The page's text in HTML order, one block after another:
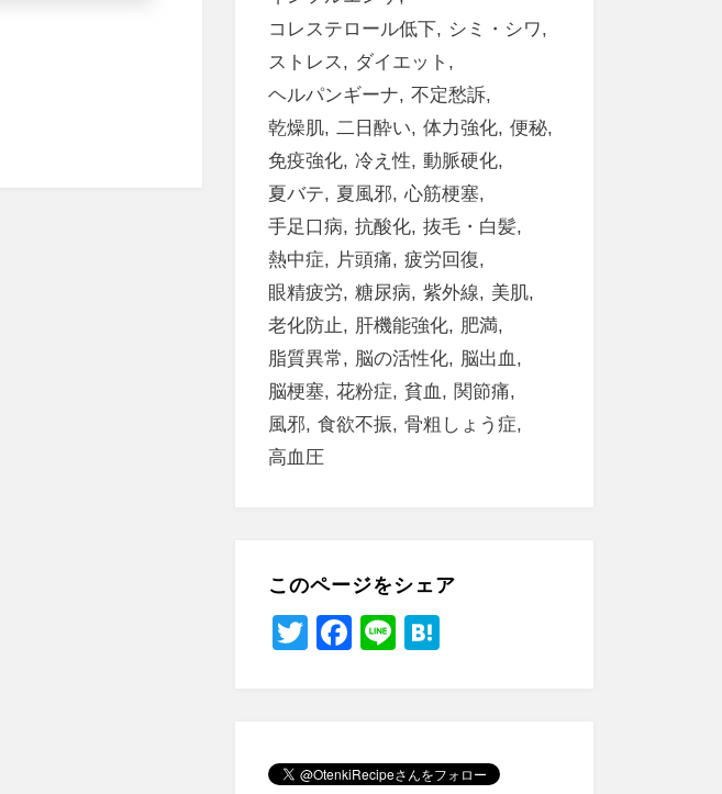
コレステロール低下
シミ・シワ
ストレス
ダイエット
ヘルパンギーナ
不定愁訴
乾燥肌 二日酔い 体力強化 便秘
免疫強化 冷え性
動脈硬化
夏バテ
夏風邪
心筋梗塞
手足口病
抗酸化 抜毛・白髪
熱中症
片頭痛
疲労回復
眼精疲労
糖尿病 紫外線
美肌
老化防止
肝機能強化
肥満
脂質異常
脳の活性化
脳出血
脳梗塞
花粉症 貧血
関節痛
風邪
食欲不振
骨粗しょう症
高血圧
このページをシェア
T
F
b
Li
a